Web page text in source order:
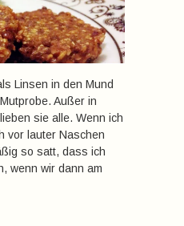
Linsen in den Mund
Außer in
sie alle. Wenn ich
vor lauter Naschen
so satt, dass ich
wenn wir dann am